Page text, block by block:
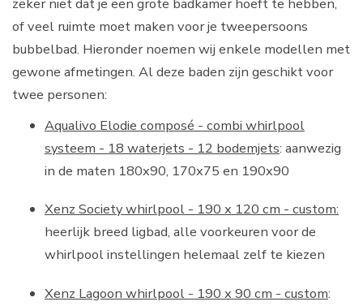
of veel ruimte moet maken voor je tweepersoons
bubbelbad. Hieronder noemen wij enkele modellen met
gewone afmetingen. Al deze baden zijn geschikt voor
twee personen:
Aqualivo Elodie composé - combi whirlpool
systeem - 18 waterjets - 12 bodemjets: aanwezig
in de maten 180x90, 170x75 en 190x90
Xenz Society whirlpool - 190 x 120 cm - custom:
heerlijk breed ligbad, alle voorkeuren voor de
whirlpool instellingen helemaal zelf te kiezen
Xenz Lagoon whirlpool - 190 x 90 cm - custom: